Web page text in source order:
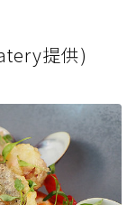
提供)